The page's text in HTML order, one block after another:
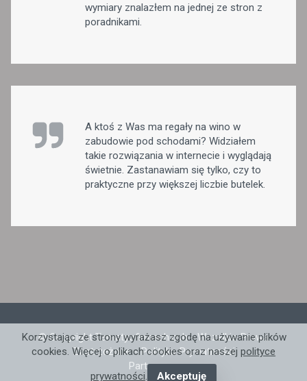
wymiary znalazłem na jednej ze stron z
poradnikami.
A ktoś z Was ma regały na wino w
zabudowie pod schodami? Widziałem
takie rozwiązania w internecie i wyglądają
świetnie. Zastanawiam się tylko, czy to
praktyczne przy większej liczbie butelek.
© Copyright Tematyofirmach.ovh - Wszelkie Prawa
Zastrzeżone -Polityka Prywatności
Partnerzy: .
Korzystając ze strony wyrażasz zgodę na używanie plików
cookies. Więcej o plikach cookies oraz naszej polityce
prywatności. Akceptuję